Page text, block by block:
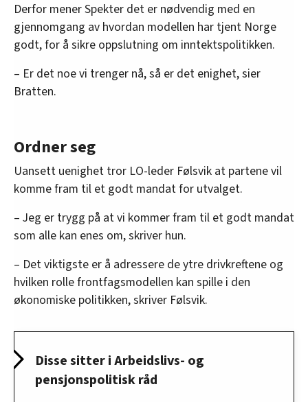
Derfor mener Spekter det er nødvendig med en
gjennomgang av hvordan modellen har tjent Norge
godt, for å sikre oppslutning om inntektspolitikken.
– Er det noe vi trenger nå, så er det enighet, sier
Bratten.
Ordner seg
Uansett uenighet tror LO-leder Følsvik at partene vil
komme fram til et godt mandat for utvalget.
– Jeg er trygg på at vi kommer fram til et godt mandat
som alle kan enes om, skriver hun.
– Det viktigste er å adressere de ytre drivkreftene og
hvilken rolle frontfagsmodellen kan spille i den
økonomiske politikken, skriver Følsvik.
Disse sitter i Arbeidslivs- og
pensjonspolitisk råd